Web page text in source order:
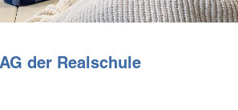
der Realschule